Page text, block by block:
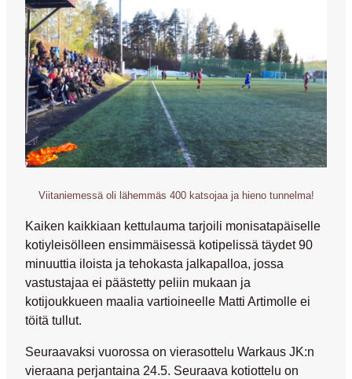
Viitaniemessä oli lähemmäs 400 katsojaa ja hieno tunnelma!
Kaiken kaikkiaan kettulauma tarjoili monisatapäiselle
kotiyleisölleen ensimmäisessä kotipelissä täydet 90
minuuttia iloista ja tehokasta jalkapalloa, jossa
vastustajaa ei päästetty peliin mukaan ja
kotijoukkueen maalia vartioineelle Matti Artimolle ei
töitä tullut.
Seuraavaksi vuorossa on vierasottelu Warkaus JK:n
vieraana perjantaina 24.5. Seuraava kotiottelu on